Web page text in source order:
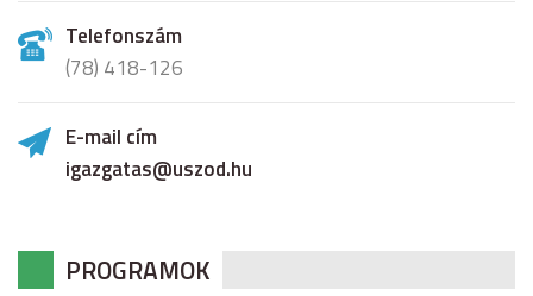
Telefonszám
(78) 418-126
E-mail cím
igazgatas@uszod.hu
PROGRAMOK